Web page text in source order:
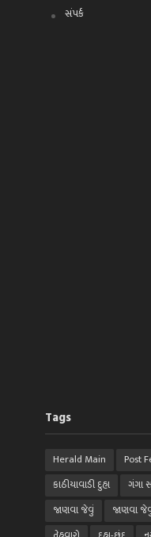
સંપર્ક
Tags
Herald Main Post
કાઠીયાવાડી દુહા
ગંગા
જાણવા જેવું
જાણવા